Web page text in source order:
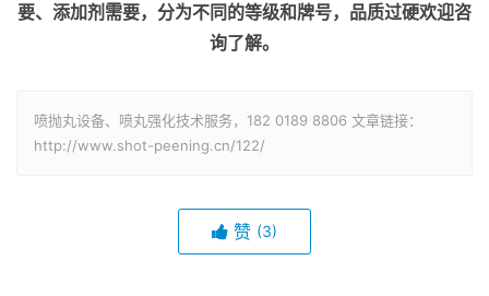
要、添加剂需要，分为不同的等级和牌号，品质过硬欢迎咨
询了解。
喷抛丸设备、喷丸强化技术服务，182 0189 8806 文章链接：
http://www.shot-peening.cn/122/
赞 (3)